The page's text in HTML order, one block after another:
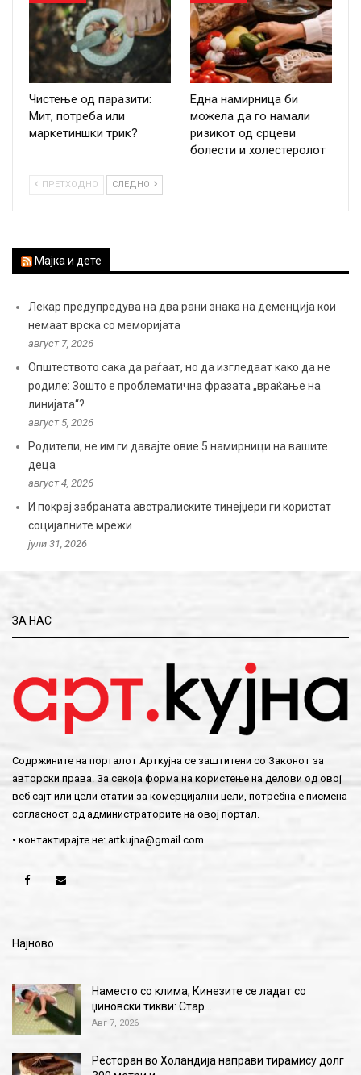
Чистење од паразити:
Мит, потреба или
маркетиншки трик?
Една намирница би
можела да го намали
ризикот од срцеви
болести и холестеролот
ПРЕТХОДНО СЛЕДНО
Мајка и дете
Лекар предупредува на два рани знака на деменција кои
немаат врска со меморијата
август 7, 2026
Општеството сака да раѓаат, но да изгледаат како да не
родиле: Зошто е проблематична фразата „враќање на
линијата“?
август 5, 2026
Родители, не им ги давајте овие 5 намирници на вашите
деца
август 4, 2026
И покрај забраната австралиските тинејџери ги користат
социјалните мрежи
јули 31, 2026
ЗА НАС
Содржините на порталот Арткујна се заштитени со Законот за
авторски права. За секоја форма на користење на делови од овој
веб сајт или цели статии за комерцијални цели, потребна е писмена
согласност од администраторите на овој портал.
• контактирајте не: artkujna@gmail.com
Најново
Наместо со клима, Кинезите се ладат со
џиновски тикви: Стар…
Авг 7, 2026
Ресторан во Холандија направи тирамису долг